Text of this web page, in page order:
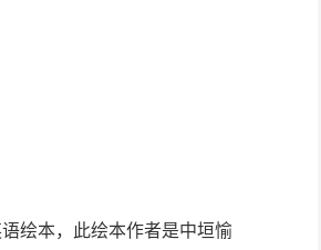
绘本，此绘本作者是中垣愉